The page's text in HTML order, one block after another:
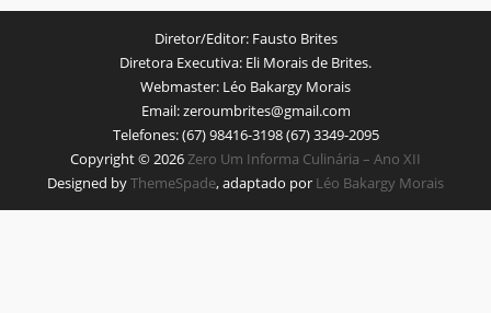
Diretor/Editor:Fausto Brites
Diretora Executiva: Eli Morais de Brites.
Webmaster: Léo Bakargy Morais
Email:zeroumbrites@gmail.com
Telefones:(67) 98416-3198 (67) 3349-2095
Copyright © 2026 Zero Um Informa Culinária – Ano XII
Designed byThemeSpade, adaptado por Léo Bakargy Morais